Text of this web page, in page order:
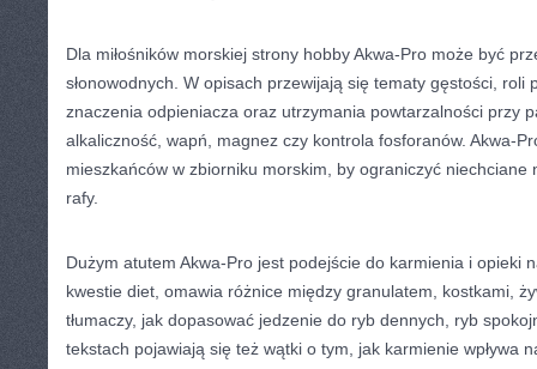
Dla miłośników morskiej strony hobby Akwa-Pro może być
słonowodnych. W opisach przewijają się tematy gęstości, roli
znaczenia odpieniacza oraz utrzymania powtarzalności przy
alkaliczność, wapń, magnez czy kontrola fosforanów. Akwa-
mieszkańców w zbiorniku morskim, by ograniczyć niechciane
rafy.
Dużym atutem Akwa-Pro jest podejście do karmienia i opieki
kwestie diet, omawia różnice między granulatem, kostkami,
tłumaczy, jak dopasować jedzenie do ryb dennych, ryb
tekstach pojawiają się też wątki o tym, jak karmienie wpływa